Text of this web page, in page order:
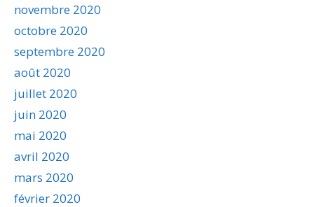
novembre 2020
octobre 2020
septembre 2020
août 2020
juillet 2020
juin 2020
mai 2020
avril 2020
mars 2020
février 2020